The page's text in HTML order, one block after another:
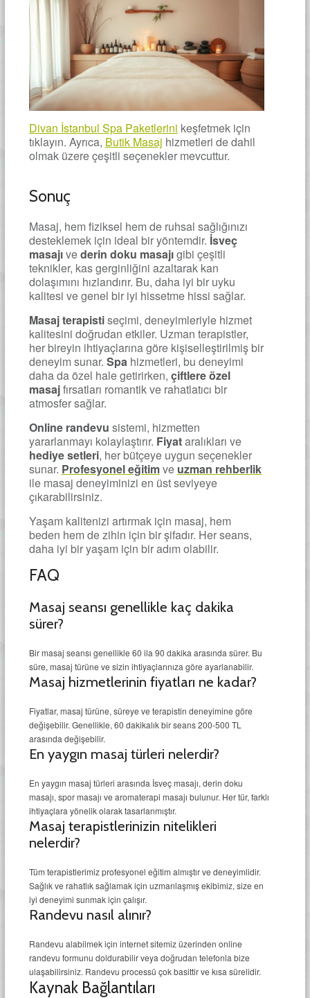
Divan İstanbul Spa Paketlerini keşfetmek için
tıklayın. Ayrıca, Butik Masaj hizmetleri de dahil
olmak üzere çeşitli seçenekler mevcuttur.
Sonuç
Masaj, hem fiziksel hem de ruhsal sağlığınızı
desteklemek için ideal bir yöntemdir. İsveç
masajıvederin doku masajıgibi çeşitli
teknikler, kas gerginliğini azaltarak kan
dolaşımını hızlandırır. Bu, daha iyi bir uyku
kalitesi ve genel bir iyi hissetme hissi sağlar.
Masaj terapistiseçimi, deneyimleriyle hizmet
kalitesini doğrudan etkiler. Uzman terapistler,
her bireyin ihtiyaçlarına göre kişiselleştirilmiş bir
deneyim sunar. Spahizmetleri, bu deneyimi
daha da özel hale getirirken, çiftlere özel
masajfırsatları romantik ve rahatlatıcı bir
atmosfer sağlar.
Online randevu sistemi, hizmetten
yararlanmayı kolaylaştırır. Fiyataralıkları ve
hediye setleri, her bütçeye uygun seçenekler
sunar. Profesyonel eğitimve uzman rehberlik
ile masaj deneyiminizi en üst seviyeye
çıkarabilirsiniz.
Yaşam kalitenizi artırmak için masaj, hem
beden hem de zihin için bir şifadır. Her seans,
daha iyi bir yaşam için bir adım olabilir.
FAQ
Masaj seansı genellikle kaç dakika
sürer?
Bir masaj seansı genellikle 60 ila 90 dakika arasında sürer. Bu
süre, masaj türüne ve sizin ihtiyaçlarınıza göre ayarlanabilir.
Masaj hizmetlerinin fiyatları ne kadar?
Fiyatlar, masaj türüne, süreye ve terapistin deneyimine göre
değişebilir. Genellikle, 60 dakikalık bir seans 200-500 TL
arasında değişebilir.
En yaygın masaj türleri nelerdir?
En yaygın masaj türleri arasında İsveç masajı, derin doku
masajı, spor masajı ve aromaterapi masajı bulunur. Her tür, farklı
ihtiyaçlara yönelik olarak tasarlanmıştır.
Masaj terapistlerinizin nitelikleri
nelerdir?
Tüm terapistlerimiz profesyonel eğitim almıştır ve deneyimlidir.
Sağlık ve rahatlık sağlamak için uzmanlaşmış ekibimiz, size en
iyi deneyimi sunmak için çalışır.
Randevu nasıl alınır?
Randevu alabilmek için internet sitemiz üzerinden online
randevu formunu doldurabilir veya doğrudan telefonla bize
ulaşabilirsiniz. Randevu processü çok basittir ve kısa sürelidir.
Kaynak Bağlantıları